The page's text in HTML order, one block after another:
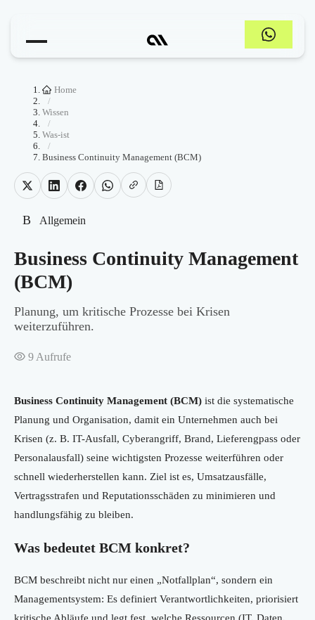
Home
/
Wissen
/
Was-ist
/
Business Continuity Management (BCM)
B Allgemein
Business Continuity Management
(BCM)
Planung, um kritische Prozesse bei Krisen
weiterzuführen.
9 Aufrufe
Business Continuity Management (BCM) ist die systematische
Planung und Organisation, damit ein Unternehmen auch bei
Krisen (z. B. IT-Ausfall, Cyberangriff, Brand, Lieferengpass oder
Personalausfall) seine wichtigsten Prozesse weiterführen oder
schnell wiederherstellen kann. Ziel ist es, Umsatzausfälle,
Vertragsstrafen und Reputationsschäden zu minimieren und
handlungsfähig zu bleiben.
Was bedeutet BCM konkret?
BCM beschreibt nicht nur einen „Notfallplan“, sondern ein
Managementsystem: Es definiert Verantwortlichkeiten, priorisiert